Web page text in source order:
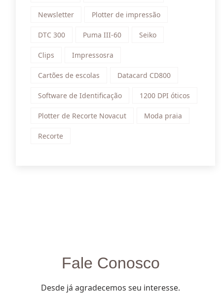
Newsletter Plotter de impressão
DTC 300 Puma III-60 Seiko
Clips Impressosra
Cartões de escolas Datacard CD800
Software de Identificação 1200 DPI óticos
Plotter de Recorte Novacut Moda praia
Recorte
Fale Conosco
Desde já agradecemos seu interesse.